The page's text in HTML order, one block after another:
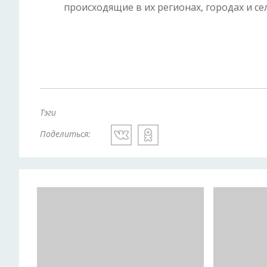
происходящие в их регионах, городах и
Тэги
Поделиться: